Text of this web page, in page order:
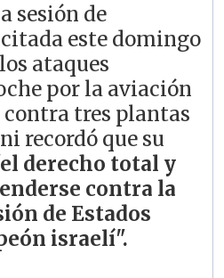
sesión de
este domingo
ataques
por la aviación
tres plantas
recordó que su
derecho total y
contra la
de Estados
israelí".